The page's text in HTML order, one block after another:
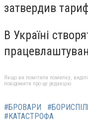
затвердив
В Україні
Якщо ви помітили помилку,
повідомити про це редакцію
#БРОВАРИ
#КАТАСТРОФА